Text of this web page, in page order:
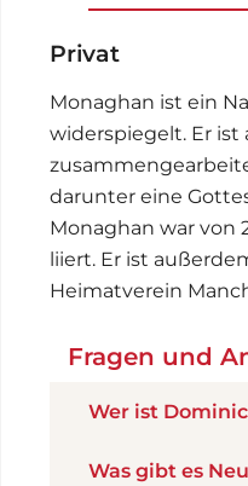
Privat
Monaghan ist ein
widerspiegelt. Er ist
darunter eine
Monaghan war von
liiert. Er ist
Heimatverein
Fragen und
Wer ist
Was gibt es